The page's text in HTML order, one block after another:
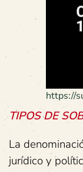
https://
TIPOSDE
La
jurídico y